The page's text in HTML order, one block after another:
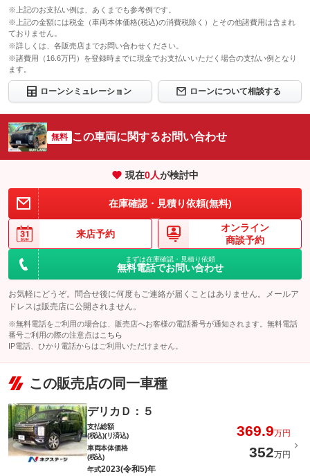
※上記のお支払い例は、あくまでも参考例です。
※上記の金額には税金（車両本体価格(税込)の消費税除く）とその他諸費用は含まれ
ておりません。
※詳しくは、各販売店までお問い合わせください。
※諸費用（16.6万円）を登録時までに現金でお支払いいただく場合の支払い例となり
ます。
ローンシミュレーション ローンについて相談する
無料 この車両に関するお問い合わせ
現在0人が検討中
在庫確認・見積り依頼(無料)
来店予約
オンライン
商談予約
まずは在庫確認・見積り依頼
無料電話でお問い合わせ
お気軽にどうぞ。問合せ後に何度もご連絡が届くことはありません。メールア
ドレスは販売店に公開されません。
※無料電話をご利用の場合は、販売店へお客様の電話番号が通知されます。無料電話
番号ご利用の際の注意点は こちら
IP電話、ひかり電話からはご利用いただけません。
この販売店の同一車種
デリカＤ：５
支払総額
(税込)(リ済込)
369.9万円
車両本体価格
(税込)
352万円
年式2023(令和5)年